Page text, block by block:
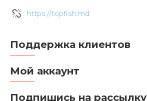
https://topfish.md
Поддержка клиентов
Мой аккаунт
Подпишись на рассылку